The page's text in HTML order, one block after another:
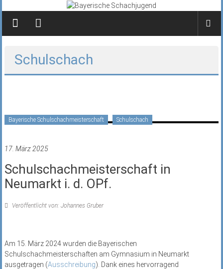
springen
Schulschach
Bayerische Schulschachmeisterschaft Schulschach
17. März 2025
Schulschachmeisterschaft in
Neumarkt i. d. OPf.
Veröffentlicht von: Johannes Gruber
Am 15. März 2024 wurden die Bayerischen
Schulschachmeisterschaften am Gymnasium in Neumarkt
ausgetragen (Ausschreibung). Dank eines hervorragend